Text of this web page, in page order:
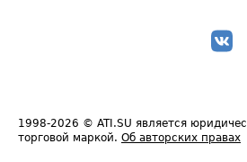
1998-2026 © ATI.SU является
торговой маркой. Об авторских правах